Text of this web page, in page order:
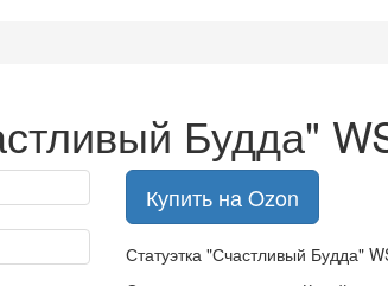
Будда"
Купить на Ozon
Статуэтка "Счастливый Будда"